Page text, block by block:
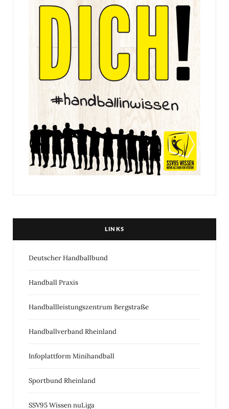
LINKS
Deutscher Handballbund
Handball Praxis
Handballleistungszentrum Bergstraße
Handballverband Rheinland
Infoplattform Minihandball
Sportbund Rheinland
SSV95 Wissen nuLiga